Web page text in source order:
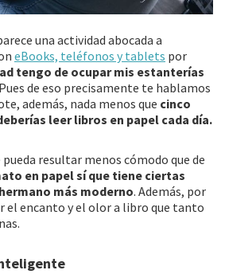
una actividad abocada a
eBooks, teléfonos y tablets por
tengo de ocupar mis estanterías
Pues de eso precisamente te hablamos
además, nada menos que cinco
leer libros en papel cada día.
pueda resultar menos cómodo que de
en papel sí que tiene ciertas
más moderno. Además, por
el encanto y el olor a libro que tanto